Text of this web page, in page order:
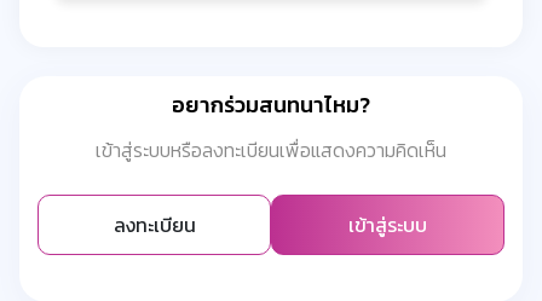
อยากร่วมสนทนาไหม?
เข้าสู่ระบบหรือลงทะเบียนเพื่อแสดงความคิดเห็น
ลงทะเบียน เข้าสู่ระบบ